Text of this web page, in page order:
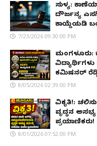
ಸುಳ್ಯ:
ದೌರ್ಜನ್ಯ
ಕಾಯ್ದೆಯಡಿ
7/23/2026 09:30:00 PM
ಮಂಗಳೂರು:
ಕಮಿಷನರ್
8/05/2026 02:39:00 PM
ವಿಕೃತಿ!:
ವೃದ್ಧನ
ಪ್ರಯಾಣಿಕರು!
8/01/2026 07:52:00 PM